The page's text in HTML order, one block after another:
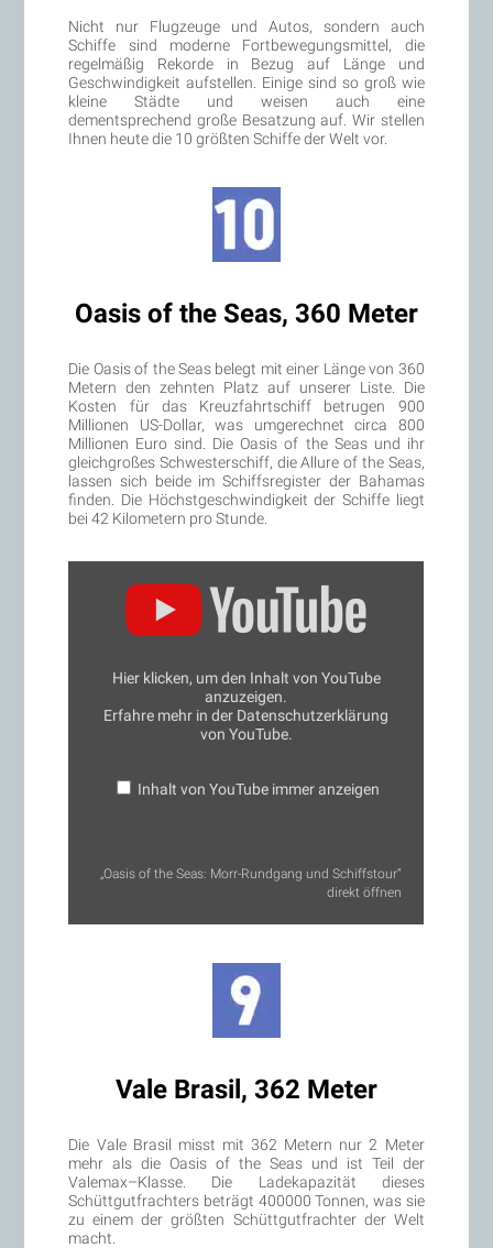
Nicht nur Flugzeuge und Autos, sondern auch
Schiffe sind moderne Fortbewegungsmittel, die
regelmäßig Rekorde in Bezug auf Länge und
Geschwindigkeit aufstellen. Einige sind so groß wie
kleine Städte und weisen auch eine
dementsprechend große Besatzung auf. Wir stellen
Ihnen heute die 10 größten Schiffe der Welt vor.
Oasis of the Seas, 360 Meter
Die Oasis of the Seas belegt mit einer Länge von 360
Metern den zehnten Platz auf unserer Liste. Die
Kosten für das Kreuzfahrtschiff betrugen 900
Millionen US-Dollar, was umgerechnet circa 800
Millionen Euro sind. Die Oasis of the Seas und ihr
gleichgroßes Schwesterschiff, die Allure of the Seas,
lassen sich beide im Schiffsregister der Bahamas
finden. Die Höchstgeschwindigkeit der Schiffe liegt
bei 42 Kilometern pro Stunde.
Schiffstour“
YouTube
Hier klicken, um den Inhalt von YouTube
anzuzeigen.
Erfahre mehr in der Datenschutzerklärung
von YouTube.
Inhalt von YouTube immer anzeigen
„Oasis of the Seas: Morr-Rundgang und Schiffstour“
direkt öffnen
Vale Brasil, 362 Meter
Die Vale Brasil misst mit 362 Metern nur 2 Meter
mehr als die Oasis of the Seas und ist Teil der
Valemax–Klasse. Die Ladekapazität dieses
Schüttgutfrachters beträgt 400000 Tonnen, was sie
zu einem der größten Schüttgutfrachter der Welt
macht.